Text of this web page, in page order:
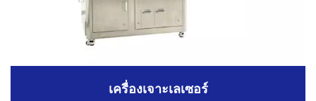
เครื่องเจาะเลเซอร์